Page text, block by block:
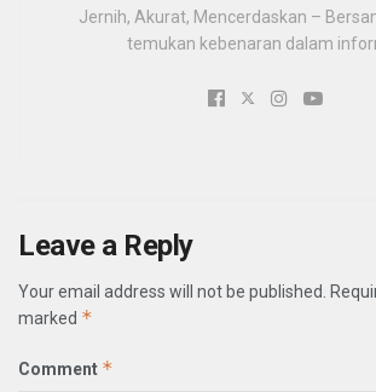
Jernih, Akurat, Mencerdaskan –
temukan kebenaran dalam
Leave a Reply
Your email address will not be published.
marked *
Comment *